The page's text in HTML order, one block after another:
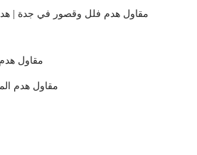
مقاول هدم فلل وقصور في جدة |
مقاول
مقاول هدم